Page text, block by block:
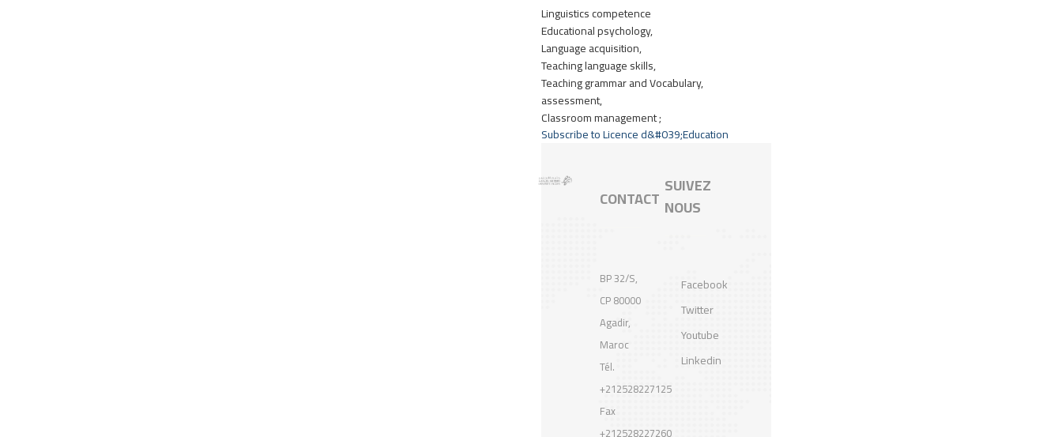
Linguistics competence
Educational psychology,
Language acquisition,
Teaching language skills,
Teaching grammar and Vocabulary,
assessment,
Classroom management ;
Subscribe to Licence d&#039;Education
CONTACT
BP 32/S,
CP 80000
Agadir,
Maroc
Tél.
+212528227125
Fax
+212528227260
SUIVEZ
NOUS
Facebook
Twitter
Youtube
Linkedin